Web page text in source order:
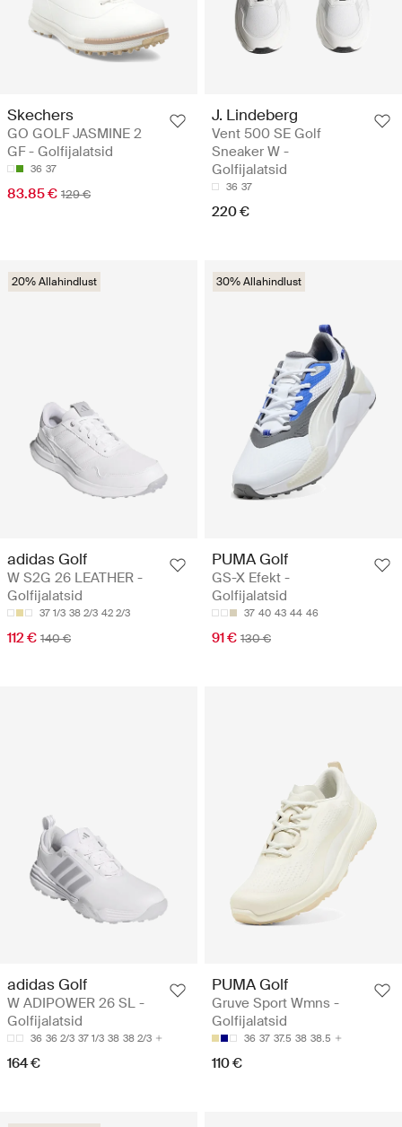
Skechers
GO GOLF JASMINE 2
GF - Golfijalatsid
36 37
83.85 € 129 €
J. Lindeberg
Vent 500 SE Golf
Sneaker W -
Golfijalatsid
36 37
220 €
20% Allahindlust
adidas Golf
W S2G 26 LEATHER -
Golfijalatsid
37 1/3 38 2/3 42 2/3
112 € 140 €
30% Allahindlust
PUMA Golf
GS-X Efekt -
Golfijalatsid
37 40 43 44 46
91 € 130 €
adidas Golf
W ADIPOWER 26 SL -
Golfijalatsid
36 36 2/3 37 1/3 38 38 2/3
164 €
PUMA Golf
Gruve Sport Wmns -
Golfijalatsid
36 37 37.5 38 38.5
110 €